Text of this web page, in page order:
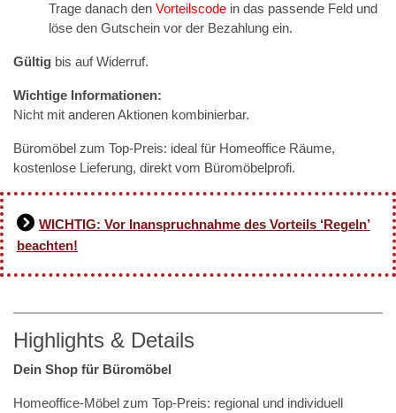
Trage danach den Vorteilscode in das passende Feld und
löse den Gutschein vor der Bezahlung ein.
Gültig bis auf Widerruf.
Wichtige Informationen:
Nicht mit anderen Aktionen kombinierbar.
Büromöbel zum Top-Preis: ideal für Homeoffice Räume,
kostenlose Lieferung, direkt vom Büromöbelprofi.
WICHTIG: Vor Inanspruchnahme des Vorteils ‘Regeln’
beachten!
Highlights & Details
Dein Shop für Büromöbel
Homeoffice-Möbel zum Top-Preis: regional und individuell